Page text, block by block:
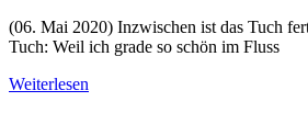
(06. Mai 2020) Inzwischen ist das Tuch
Tuch: Weil ich grade so schön im Fluss
Weiterlesen